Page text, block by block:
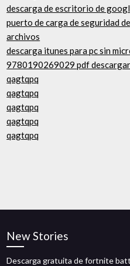
descarga de escritorio de
puerto de carga de seguridad
archivos
descarga itunes para pc sin
9780190269029 pdf descargar
qagtqpq
qagtqpq
qagtqpq
qagtqpq
qagtqpq
New Stories
Descarga gratuita de fortnite